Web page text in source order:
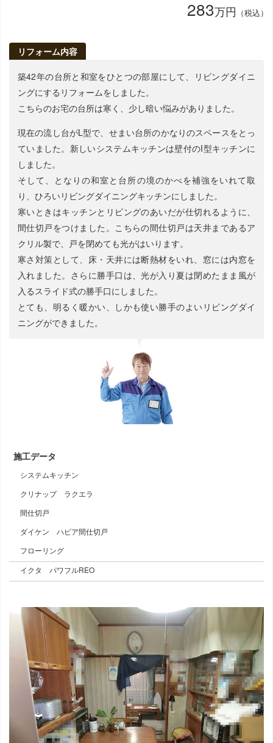
283万円 （税込）
リフォーム内容
築42年の台所と和室をひとつの部屋にして、リビングダイニ
ングにするリフォームをしました。
こちらのお宅の台所は寒く、少し暗い悩みがありました。
現在の流し台がL型で、せまい台所のかなりのスペースをとっ
ていました。新しいシステムキッチンは壁付のI型キッチンに
しました。
そして、となりの和室と台所の境のかべを補強をいれて取
り、ひろいリビングダイニングキッチンにしました。
寒いときはキッチンとリビングのあいだが仕切れるように、
間仕切戸をつけました。こちらの間仕切戸は天井まであるア
クリル製で、戸を閉めても光がはいります。
寒さ対策として、床・天井には断熱材をいれ、窓には内窓を
入れました。さらに勝手口は、光が入り夏は閉めたまま風が
入るスライド式の勝手口にしました。
とても、明るく暖かい、しかも使い勝手のよいリビングダイ
ニングができました。
施工データ
システムキッチン
クリナップ ラクエラ
間仕切戸
ダイケン ハピア間仕切戸
フローリング
イクタ パワフルREO